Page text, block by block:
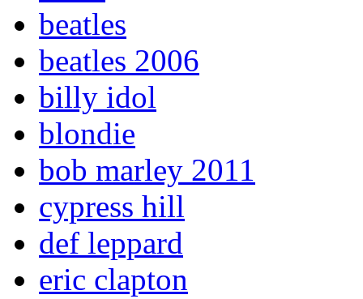
beatles
beatles 2006
billy idol
blondie
bob marley 2011
cypress hill
def leppard
eric clapton